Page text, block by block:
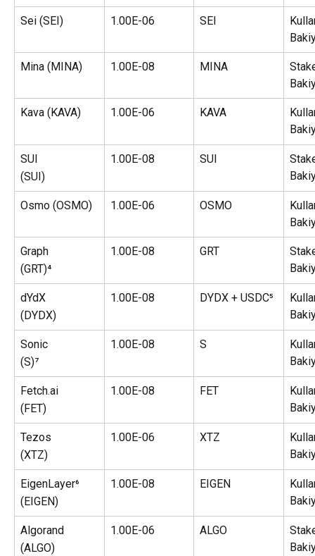
Sei (SEI) 1.00E-06 SEI
Mina (MINA) 1.00E-08 MINA
Kava (KAVA) 1.00E-06 KAVA
SUI
(SUI)
1.00E-08 SUI
Osmo (OSMO) 1.00E-06 OSMO
Graph
(GRT)⁴
1.00E-08 GRT
dYdX
(DYDX)
1.00E-08 DYDX + USDC⁵
Sonic
(S)⁷
1.00E-08 S
Fetch.ai
(FET)
1.00E-08 FET
Tezos
(XTZ)
1.00E-06 XTZ
EigenLayer⁶
(EIGEN)
1.00E-08 EIGEN
Algorand
(ALGO)
1.00E-06 ALGO